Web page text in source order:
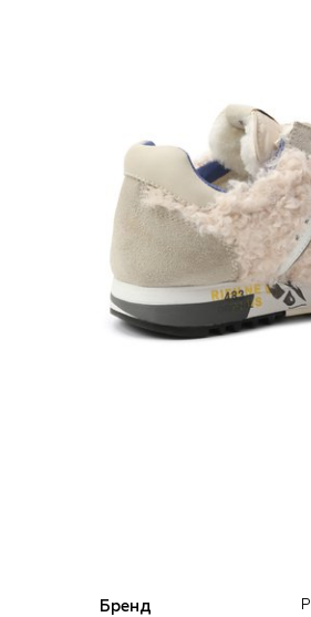
Бренд